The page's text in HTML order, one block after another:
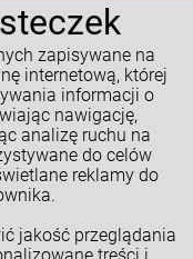
zapisywane na
internetową, której
informacji o
nawigację,
analizę ruchu na
do celów
reklamy do
jakość przeglądania